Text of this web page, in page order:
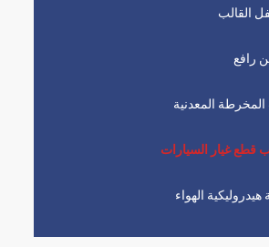
القالب
رافع
المعدنية
غيار السيارات
الهواء